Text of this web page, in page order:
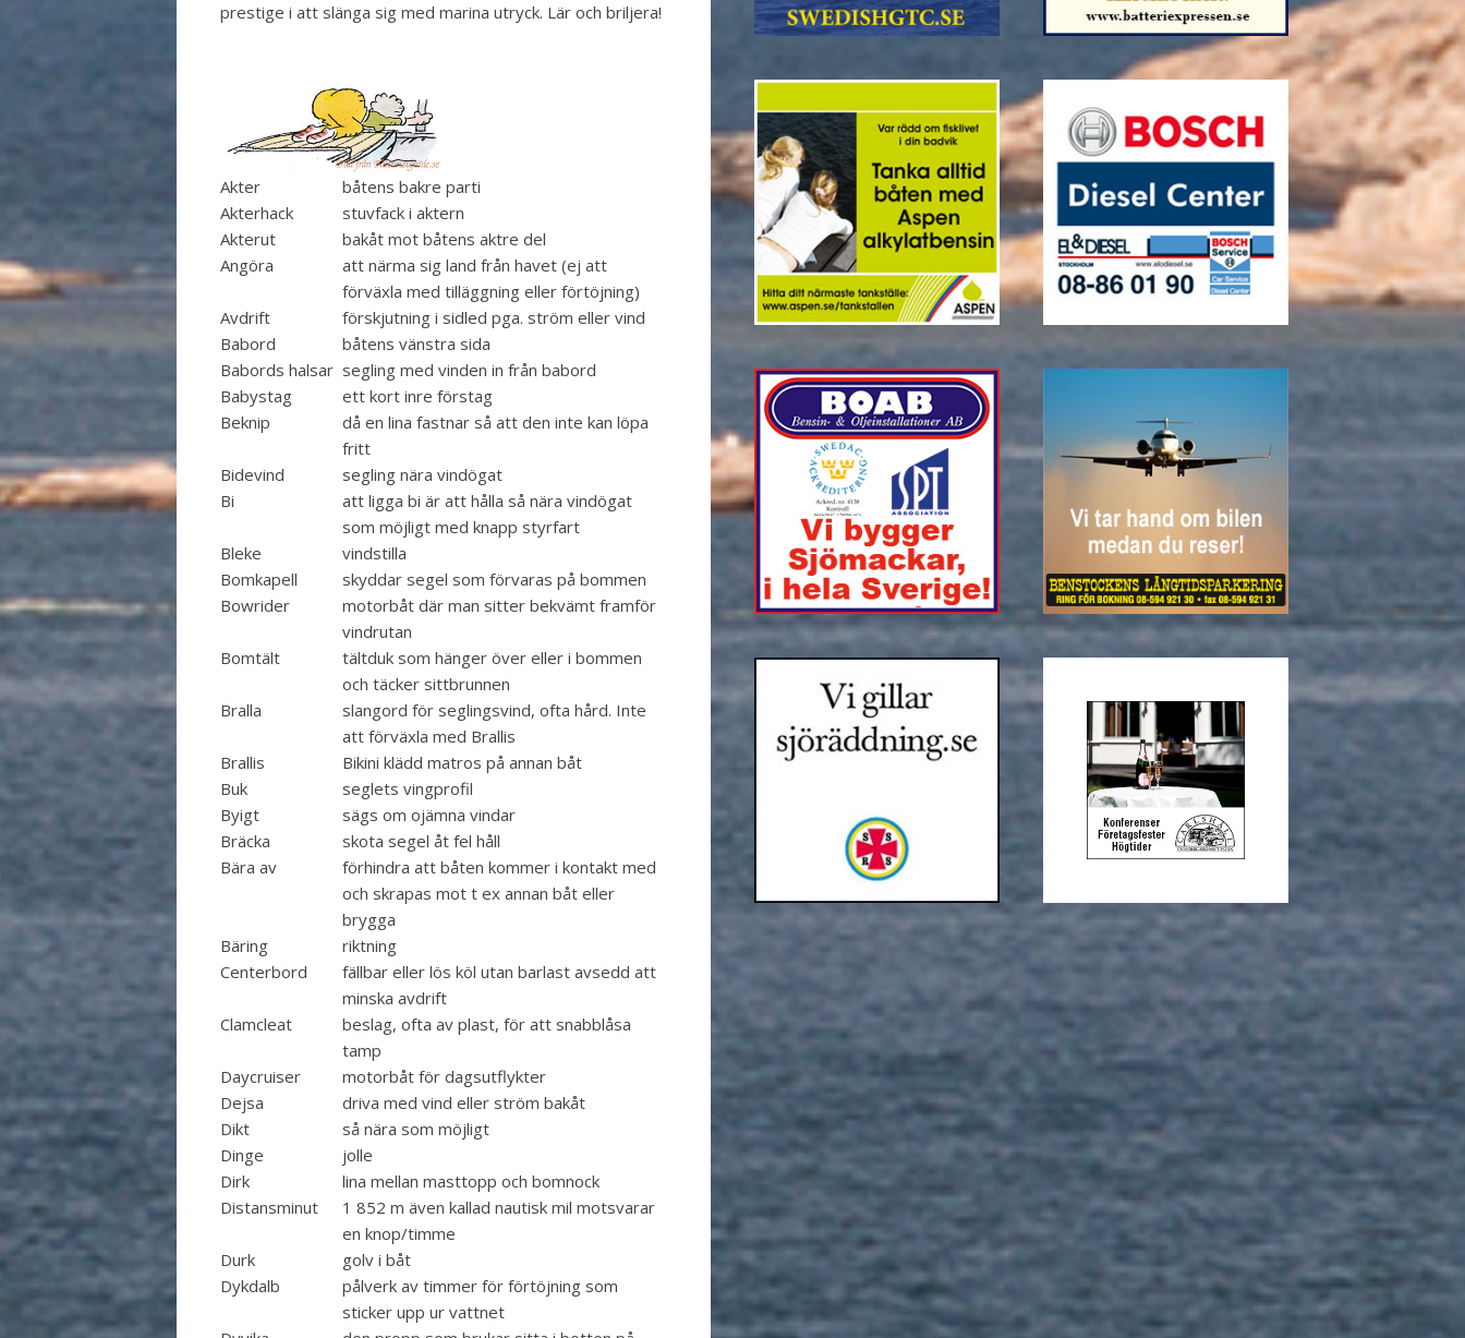
prestige i att slänga sig med marina utryck. Lär och briljera!
Akter
båtens bakre parti
Akterhack
stuvfack i aktern
Akterut
bakåt mot båtens aktre del
Angöra
att närma sig land från havet (ej att
förväxla med tilläggning eller förtöjning)
Avdrift
förskjutning i sidled pga. ström eller vind
Babord
båtens vänstra sida
Babords halsar segling med vinden in från babord
Babystag
ett kort inre förstag
Beknip
då en lina fastnar så att den inte kan löpa
fritt
Bidevind
segling nära vindögat
Bi
att ligga bi är att hålla så nära vindögat
som möjligt med knapp styrfart
Bleke
vindstilla
Bomkapell
skyddar segel som förvaras på bommen
Bowrider
motorbåt där man sitter bekvämt framför
vindrutan
Bomtält
tältduk som hänger över eller i bommen
och täcker sittbrunnen
Bralla
slangord för seglingsvind, ofta hård. Inte
att förväxla med Brallis
Brallis
Bikini klädd matros på annan båt
Buk
seglets vingprofil
Byigt
sägs om ojämna vindar
Bräcka
skota segel åt fel håll
Bära av
förhindra att båten kommer i kontakt med
och skrapas mot t ex annan båt eller
brygga
Bäring
riktning
Centerbord
fällbar eller lös köl utan barlast avsedd att
minska avdrift
Clamcleat
beslag, ofta av plast, för att snabblåsa
tamp
Daycruiser
motorbåt för dagsutflykter
Dejsa
driva med vind eller ström bakåt
Dikt
så nära som möjligt
Dinge
jolle
Dirk
lina mellan masttopp och bomnock
Distansminut
1 852 m även kallad nautisk mil motsvarar
en knop/timme
Durk
golv i båt
Dykdalb
pålverk av timmer för förtöjning som
sticker upp ur vattnet